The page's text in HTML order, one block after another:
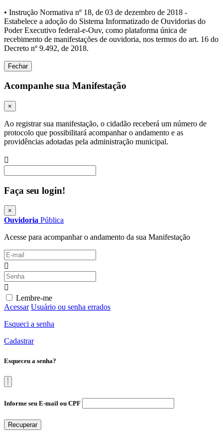
• Instrução Normativa nº 18, de 03 de dezembro de 2018 -
Estabelece a adoção do Sistema Informatizado de Ouvidorias do
Poder Executivo federal-e-Ouv, como plataforma única de
recebimento de manifestações de ouvidoria, nos termos do art. 16 do
Decreto nº 9.492, de 2018.
Fechar
Acompanhe sua Manifestação
×
Ao registrar sua manifestação, o cidadão receberá um número de
protocolo que possibilitará acompanhar o andamento e as
providências adotadas pela administração municipal.
Faça seu login!
×
Ouvidoria Pública
Acesse para acompanhar o andamento da sua Manifestação
Lembre-me
Acessar Usuário ou senha errados
Esqueci a senha
Cadastrar
Esqueceu a senha?
Informe seu E-mail ou CPF
Recuperar